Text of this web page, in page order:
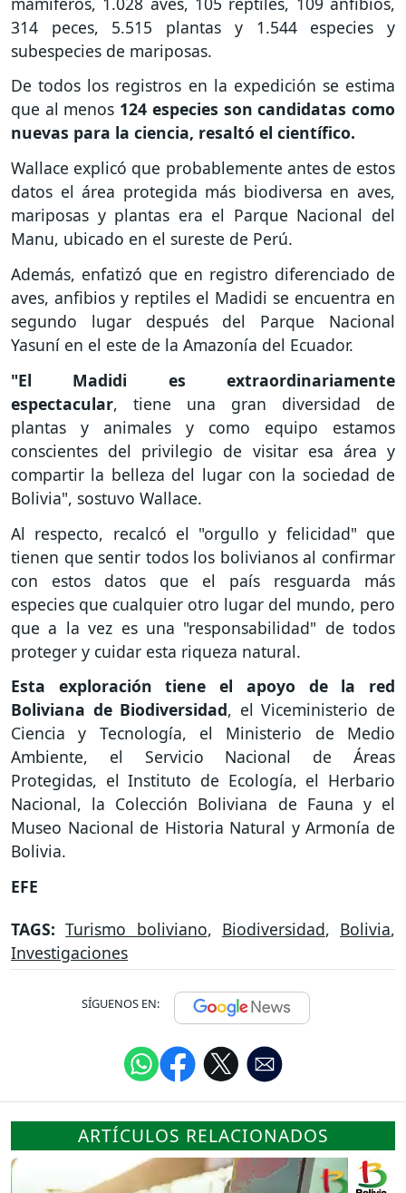
314 peces, 5.515 plantas y 1.544 especies y
subespecies de mariposas.
De todos los registros en la expedición se estima
que al menos 124 especies son candidatas como
nuevas para la ciencia, resaltó el científico.
Wallace explicó que probablemente antes de estos
datos el área protegida más biodiversa en aves,
mariposas y plantas era el Parque Nacional del
Manu, ubicado en el sureste de Perú.
Además, enfatizó que en registro diferenciado de
aves, anfibios y reptiles el Madidi se encuentra en
segundo lugar después del Parque Nacional
Yasuní en el este de la Amazonía del Ecuador.
"El Madidi es extraordinariamente
espectacular, tiene una gran diversidad de
plantas y animales y como equipo estamos
conscientes del privilegio de visitar esa área y
compartir la belleza del lugar con la sociedad de
Bolivia", sostuvo Wallace.
Al respecto, recalcó el "orgullo y felicidad" que
tienen que sentir todos los bolivianos al confirmar
con estos datos que el país resguarda más
especies que cualquier otro lugar del mundo, pero
que a la vez es una "responsabilidad" de todos
proteger y cuidar esta riqueza natural.
Esta exploración tiene el apoyo de la red
Boliviana de Biodiversidad, el Viceministerio de
Ciencia y Tecnología, el Ministerio de Medio
Ambiente, el Servicio Nacional de Áreas
Protegidas, el Instituto de Ecología, el Herbario
Nacional, la Colección Boliviana de Fauna y el
Museo Nacional de Historia Natural y Armonía de
Bolivia.
EFE
TAGS:Turismo boliviano, Biodiversidad, Bolivia,
Investigaciones
SÍGUENOS EN:
ARTÍCULOS RELACIONADOS